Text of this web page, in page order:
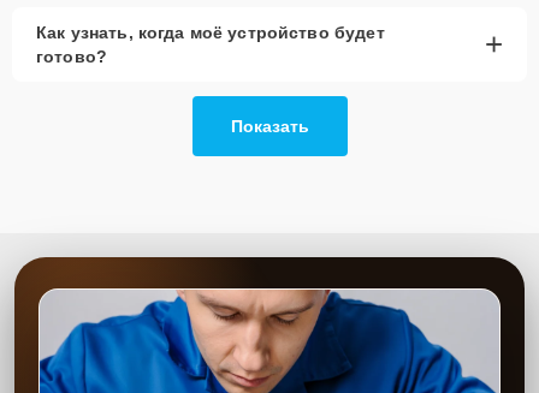
Как узнать, когда моё устройство будет
готово?
+
Показать